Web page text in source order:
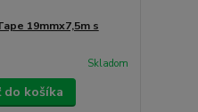
19mmx7,5m s
Skladom
do košíka